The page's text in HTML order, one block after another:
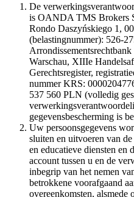
De
is OANDA TMS Brokers
Rondo Daszyńskiego 1,
(belastingnummer): 526-
Warschau, XIIIe
Gerechtsregister,
nummer KRS:
537 560 PLN (volledig
gegevensbescherming is
Uw persoonsgegevens
sluiten en uitvoeren van
en educatieve diensten en
account tussen u en de
inbegrip van het nemen
betrokkene voorafgaand
overeenkomsten, alsmede